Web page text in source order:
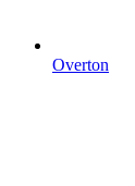
Overton